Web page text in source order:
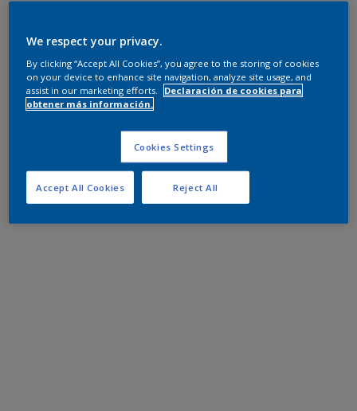
We respect your privacy.
By clicking “Accept All Cookies”, you agree to the storing of cookies
on your device to enhance site navigation, analyze site usage, and
assist in our marketing efforts.
Declaración de cookies para
obtener más información.
Cookies Settings
Reject All
Accept All Cookies